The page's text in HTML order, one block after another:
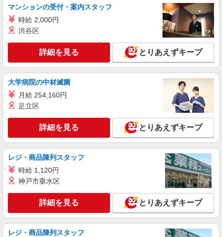
ィブ支給(規定有) ★月2回払い・週払い可能（規程
有）★ ゜・。○。・゜+゜・。○。・゜+゜
詳細を見る
派遣社員
人気機種に詳しくなれる携帯販売【au】
月給259200円〜300000円（経験・能力によ
る） ※残業手当別途支給 ※研修期間6か月・時給
1500円〜 ★交通費別途支給（規定あり） ゜
+゜・。○。・゜+゜・。○。・゜+゜ 入社祝い金10
ィブ支給(規定有) ゜・。○。・゜+゜・。○。・゜
+゜
詳細を見る
株式会社シエロ
人気機種に詳しくなれる携帯販売【docomo】
時給1400円〜1500円（経験・能力による） ※
残業代支給 ★交通費別途支給（規定あり） ゜
+゜・。○。・゜+゜・。○。・゜+゜ 入社祝い金10
万円支給(規定有) お友達を紹介頂くと, インセンテ
ィブ支給(規定有) ★月2回払い・週払い可能（規程
有）★ ゜・。○。・゜+゜・。○。・゜+゜
キープ 詳細を見る
マンションの受付・案内スタッフ
時給 2,000円
渋谷区
詳細を見る とりあえずキープ
大学病院の中材滅菌
月給 254,160円
足立区
詳細を見る とりあえずキープ
レジ・商品陳列スタッフ
時給 1,120円
神戸市垂水区
詳細を見る とりあえずキープ
レジ・商品陳列スタッフ